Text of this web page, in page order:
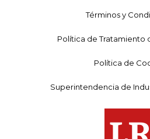
Términos y
Política de Tratamiento
Política de
Superintendencia de